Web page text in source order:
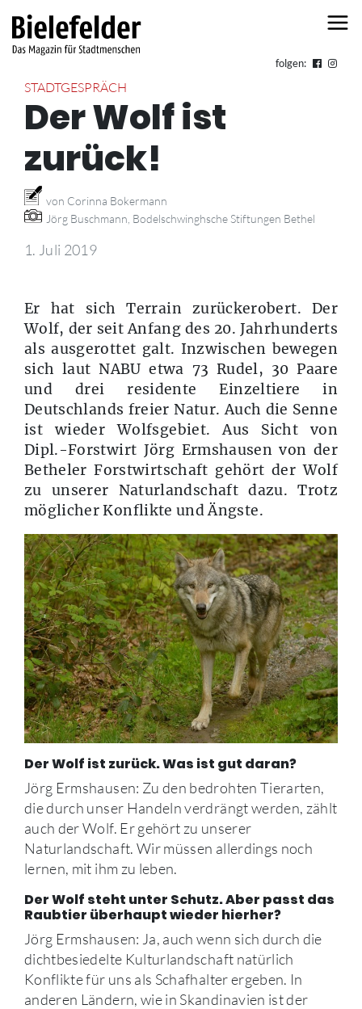
folgen:
STADTGESPRÄCH
Der Wolf ist
zurück!
von Corinna Bokermann
Jörg Buschmann, Bodelschwinghsche Stiftungen Bethel
1. Juli 2019
Er hat sich Terrain zurückerobert. Der
Wolf, der seit Anfang des 20. Jahrhunderts
als ausgerottet galt. Inzwischen bewegen
sich laut NABU etwa 73 Rudel, 30 Paare
und drei residente Einzeltiere in
Deutschlands freier Natur. Auch die Senne
ist wieder Wolfsgebiet. Aus Sicht von
Dipl.-Forstwirt Jörg Ermshausen von der
Betheler Forstwirtschaft gehört der Wolf
zu unserer Naturlandschaft dazu. Trotz
möglicher Konflikte und Ängste.
Der Wolf ist zurück. Was ist gut daran?
Jörg Ermshausen: Zu den bedrohten Tierarten,
die durch unser Handeln verdrängt werden, zählt
auch der Wolf. Er gehört zu unserer
Naturlandschaft. Wir müssen allerdings noch
lernen, mit ihm zu leben.
Der Wolf steht unter Schutz. Aber passt das
Raubtier überhaupt wieder hierher?
Jörg Ermshausen: Ja, auch wenn sich durch die
dichtbesiedelte Kulturlandschaft natürlich
Konflikte für uns als Schafhalter ergeben. In
anderen Ländern, wie in Skandinavien ist der